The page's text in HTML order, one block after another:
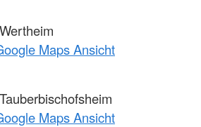
Maps Ansicht
Maps Ansicht